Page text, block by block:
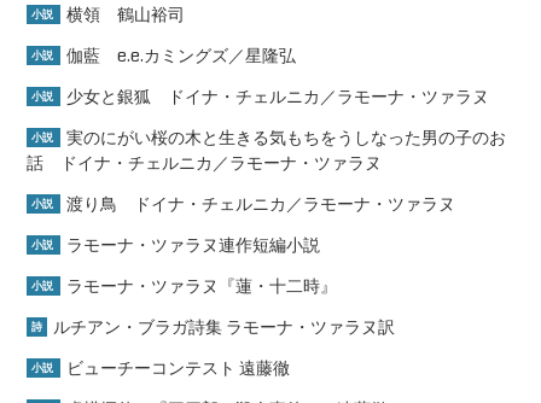
小説 横領 鶴山裕司
小説 伽藍 e.e.カミングズ／星隆弘
小説 少女と銀狐 ドイナ・チェルニカ／ラモーナ・ツァラヌ
小説
実のにがい桜の木と生きる気もちをうしなった男の子のお
話 ドイナ・チェルニカ／ラモーナ・ツァラヌ
小説 渡り鳥 ドイナ・チェルニカ／ラモーナ・ツァラヌ
小説 ラモーナ・ツァラヌ連作短編小説
小説 ラモーナ・ツァラヌ『蓮・十二時』
詩 ルチアン・ブラガ詩集 ラモーナ・ツァラヌ訳
小説 ビューチーコンテスト 遠藤徹